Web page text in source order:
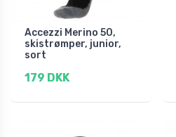
Accezzi Merino 50,
skistrømper, junior,
sort
179 DKK